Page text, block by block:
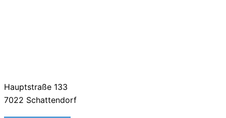
Hauptstraße 133
7022 Schattendorf